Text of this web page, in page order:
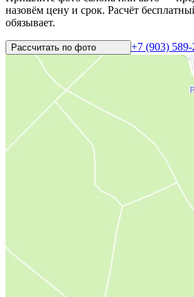
назовём цену и срок. Расчёт
обязывает.
Рассчитать по фото +7 (903) 589-